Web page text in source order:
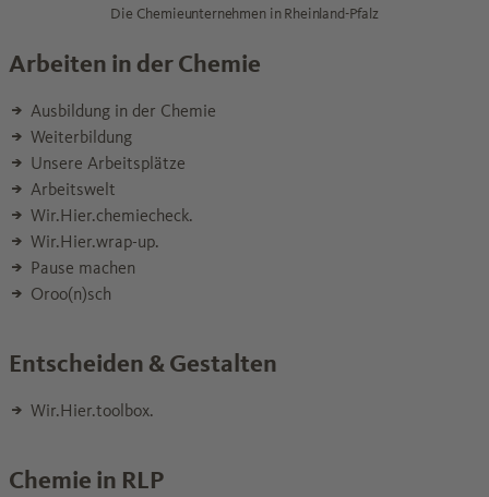
Die Chemieunternehmen in Rheinland-Pfalz
Arbeiten in der Chemie
Ausbildung in der Chemie
Weiterbildung
Unsere Arbeitsplätze
Arbeitswelt
Wir.Hier.chemiecheck.
Wir.Hier.wrap-up.
Pause machen
Oroo(n)sch
Entscheiden & Gestalten
Wir.Hier.toolbox.
Chemie in RLP